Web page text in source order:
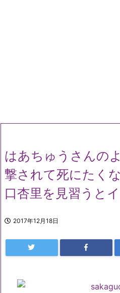
はあちゅうさんの
撃されて死にたく
口杏里を見習うと
2017年12月18日